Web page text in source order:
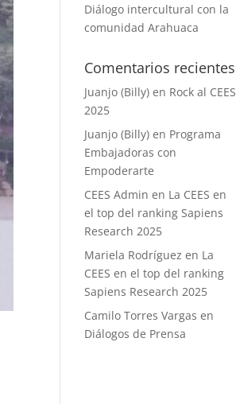
Diálogo intercultural con la
comunidad Arahuaca
Comentarios recientes
Juanjo (Billy) en Rock al CEES
2025
Juanjo (Billy) en Programa
Embajadoras con
Empoderarte
CEES Admin en La CEES en
el top del ranking Sapiens
Research 2025
Mariela Rodríguez en La
CEES en el top del ranking
Sapiens Research 2025
Camilo Torres Vargas en
Diálogos de Prensa